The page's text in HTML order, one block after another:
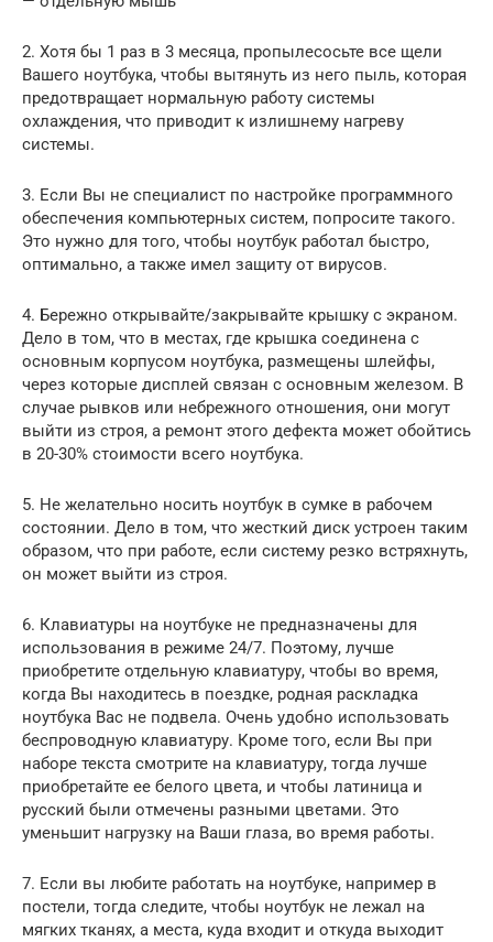
2. Хотя бы 1 раз в 3 месяца, пропылесосьте все щели
Вашего ноутбука, чтобы вытянуть из него пыль, которая
предотвращает нормальную работу системы
охлаждения, что приводит к излишнему нагреву
системы.
3. Если Вы не специалист по настройке программного
обеспечения компьютерных систем, попросите такого.
Это нужно для того, чтобы ноутбук работал быстро,
оптимально, а также имел защиту от вирусов.
4. Бережно открывайте/закрывайте крышку с экраном.
Дело в том, что в местах, где крышка соединена с
основным корпусом ноутбука, размещены шлейфы,
через которые дисплей связан с основным железом. В
случае рывков или небрежного отношения, они могут
выйти из строя, а ремонт этого дефекта может обойтись
в 20-30% стоимости всего ноутбука.
5. Не желательно носить ноутбук в сумке в рабочем
состоянии. Дело в том, что жесткий диск устроен таким
образом, что при работе, если систему резко встряхнуть,
он может выйти из строя.
6. Клавиатуры на ноутбуке не предназначены для
использования в режиме 24/7. Поэтому, лучше
приобретите отдельную клавиатуру, чтобы во время,
когда Вы находитесь в поездке, родная раскладка
ноутбука Вас не подвела. Очень удобно использовать
беспроводную клавиатуру. Кроме того, если Вы при
наборе текста смотрите на клавиатуру, тогда лучше
приобретайте ее белого цвета, и чтобы латиница и
русский были отмечены разными цветами. Это
уменьшит нагрузку на Ваши глаза, во время работы.
7. Если вы любите работать на ноутбуке, например в
постели, тогда следите, чтобы ноутбук не лежал на
мягких тканях, а места, куда входит и откуда выходит